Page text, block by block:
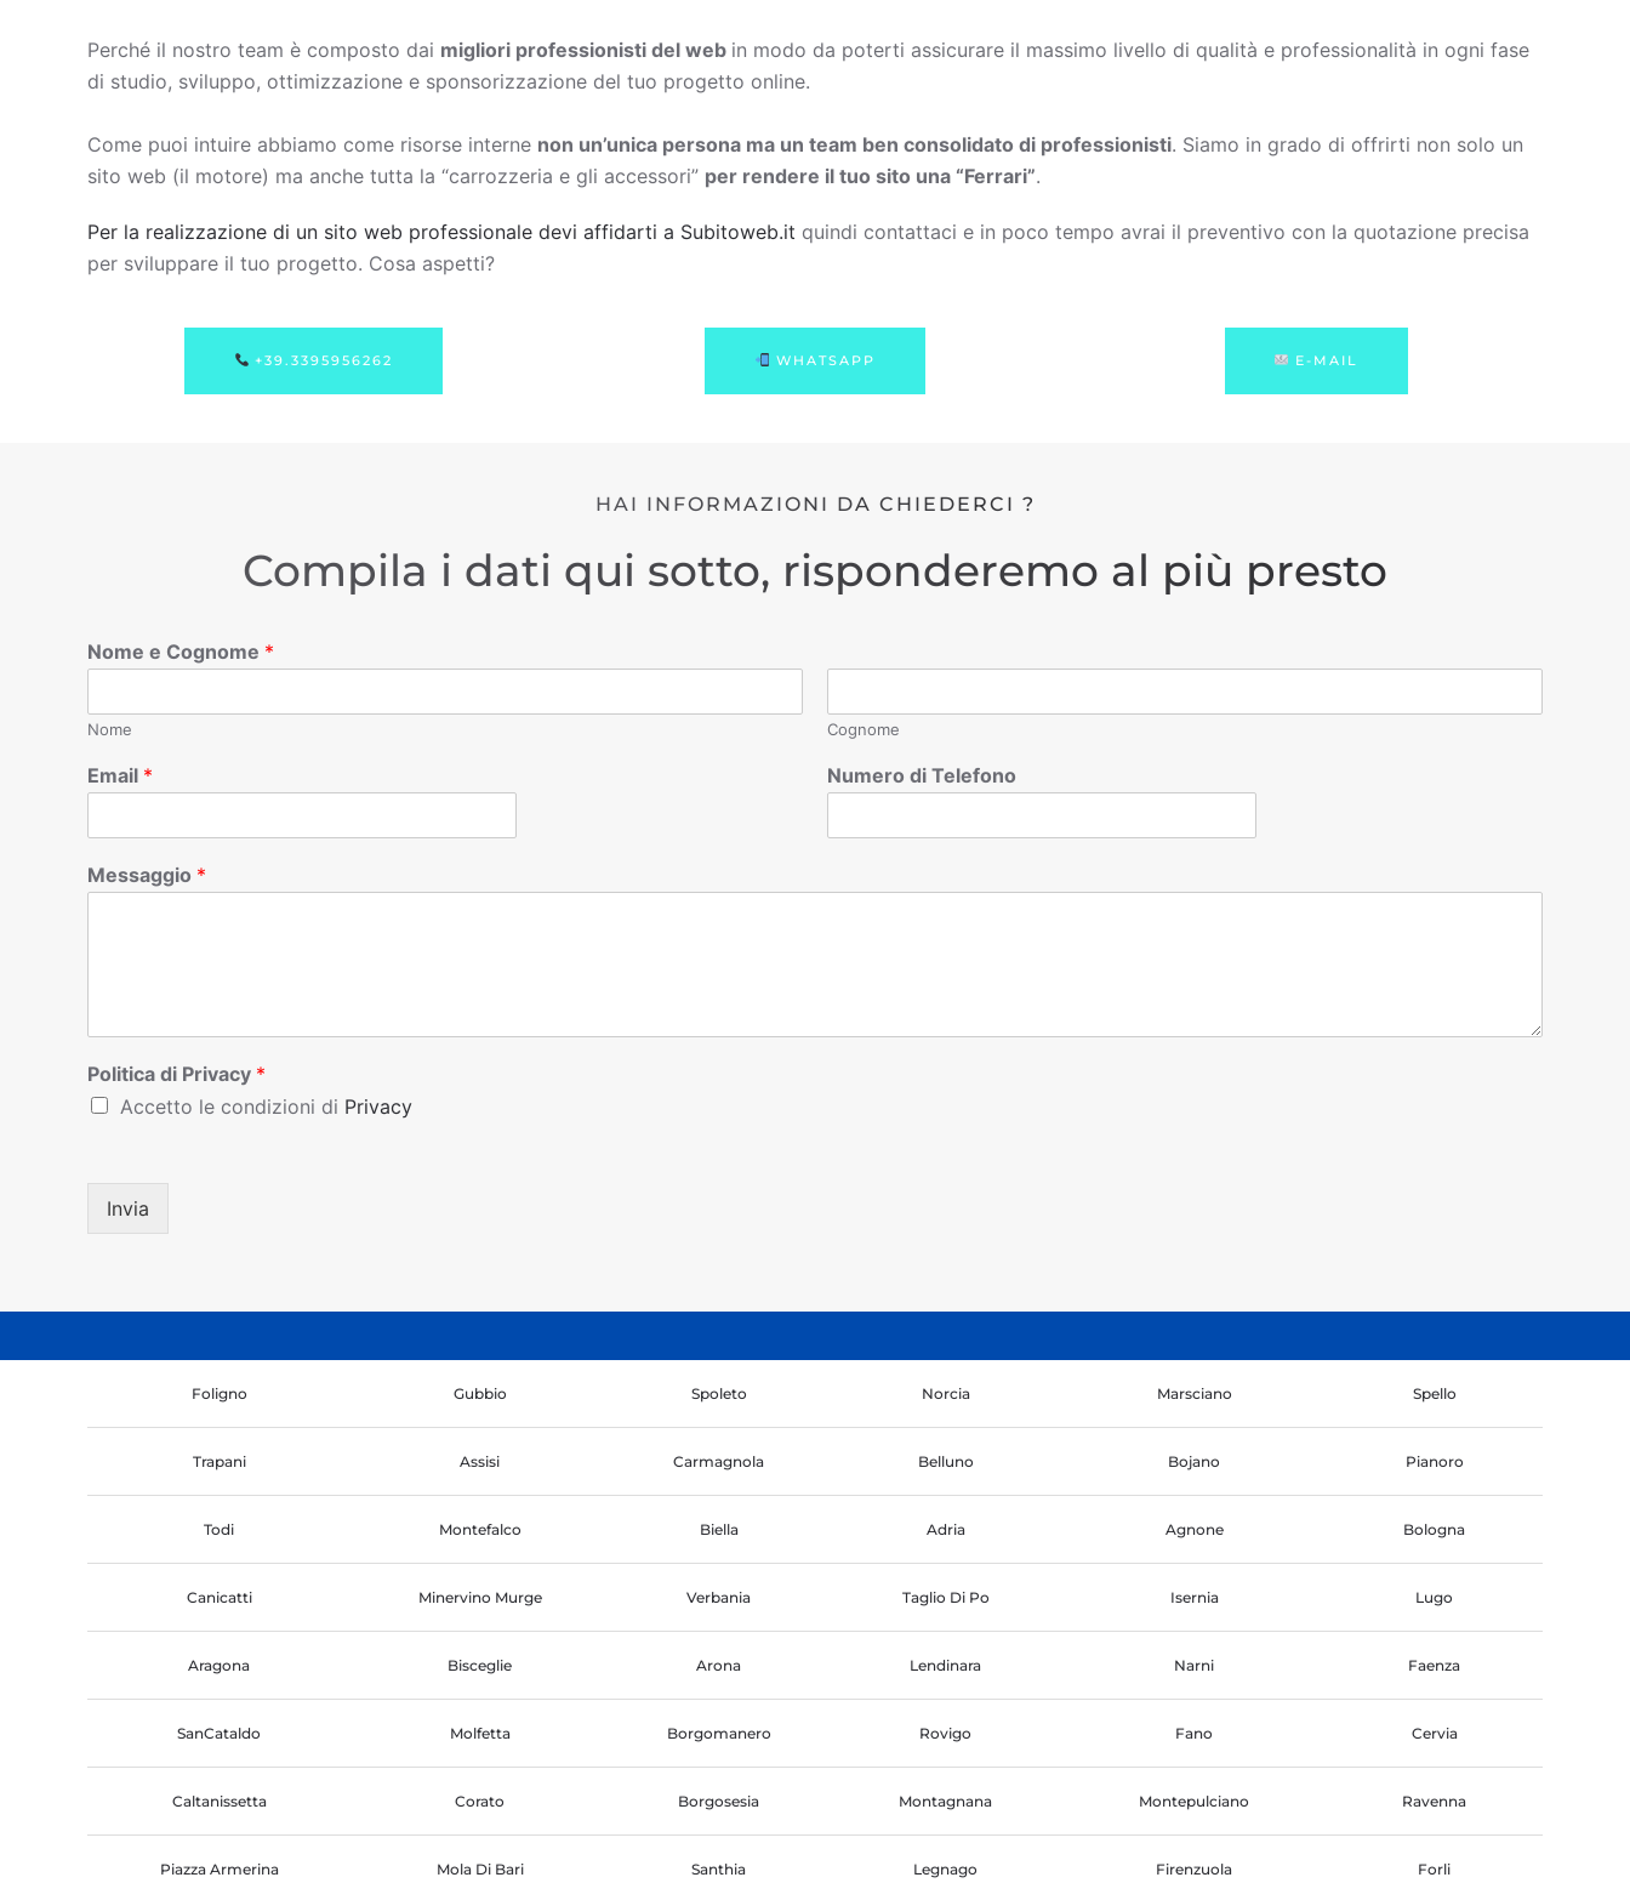
Perché il nostro team è composto dai migliori professionisti del web in modo da poterti assicurare il massimo livello di qualità e professionalità in ogni fase
di studio, sviluppo, ottimizzazione e sponsorizzazione del tuo progetto online.
Come puoi intuire abbiamo come risorse interne non un’unica persona ma un team ben consolidato di professionisti. Siamo in grado di offrirti non solo un
sito web (il motore) ma anche tutta la “carrozzeria e gli accessori” per rendere il tuo sito una “Ferrari”.
Per la realizzazione di un sito web professionale devi affidarti a Subitoweb.it quindi contattaci e in poco tempo avrai il preventivo con la quotazione precisa
per sviluppare il tuo progetto. Cosa aspetti?
+39.3395956262 WHATSAPP E-MAIL
HAI INFORMAZIONI DA CHIEDERCI ?
Compila i dati qui sotto, risponderemo al più presto
Nome e Cognome *
Nome Cognome
Email * Numero di Telefono
Messaggio *
Politica di Privacy *
Accetto le condizioni di Privacy
Invia
Foligno Gubbio Spoleto Norcia Marsciano Spello
Trapani Assisi Carmagnola Belluno Bojano Pianoro
Todi Montefalco Biella Adria Agnone Bologna
Canicatti Minervino Murge Verbania Taglio Di Po Isernia Lugo
Aragona Bisceglie Arona Lendinara Narni Faenza
SanCataldo Molfetta Borgomanero Rovigo Fano Cervia
Caltanissetta Corato Borgosesia Montagnana Montepulciano Ravenna
Piazza Armerina Mola Di Bari Santhia Legnago Firenzuola Forli